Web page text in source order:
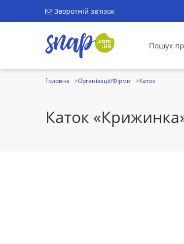
Зворотній зв'язок
Пошук
Головна Організації/Фірми Каток
Каток